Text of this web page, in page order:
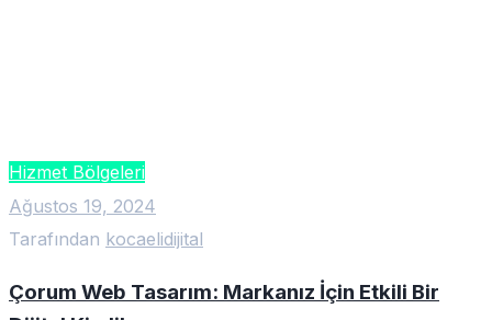
Hizmet Bölgeleri
Ağustos 19, 2024
Tarafından kocaelidijital
Çorum Web Tasarım: Markanız İçin Etkili Bir